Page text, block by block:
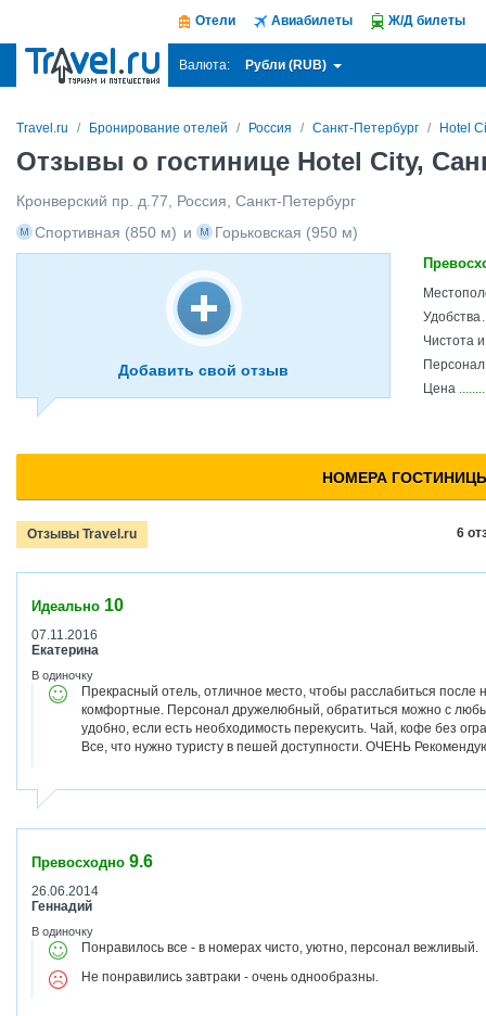
Отели Авиабилеты Ж/Д билеты
Валюта: Рубли (RUB)
Travel.ru Бронирование отелей Россия Санкт-Петербург Hotel
Отзывы о гостинице Hotel City,
Кронверский пр. д.77 Россия Санкт-Петербург
Спортивная (850 м) и Горьковская (950 м)
Добавить свой отзыв
Удобства
Чистота
Персонал
Цена
НОМЕРА
Отзывы Travel.ru 6
Идеально 10
07.11.2016
Екатерина
В одиночку
Прекрасный отель, отличное место, чтобы расслабиться
комфортные. Персонал дружелюбный, обратиться можно с
удобно, если есть необходимость перекусить. Чай, кофе без
Все, что нужно туристу в пешей доступности. ОЧЕНЬ
Превосходно 9.6
26.06.2014
Геннадий
В одиночку
Понравилось все - в номерах чисто, уютно, персонал вежливый.
Не понравились завтраки - очень однообразны.